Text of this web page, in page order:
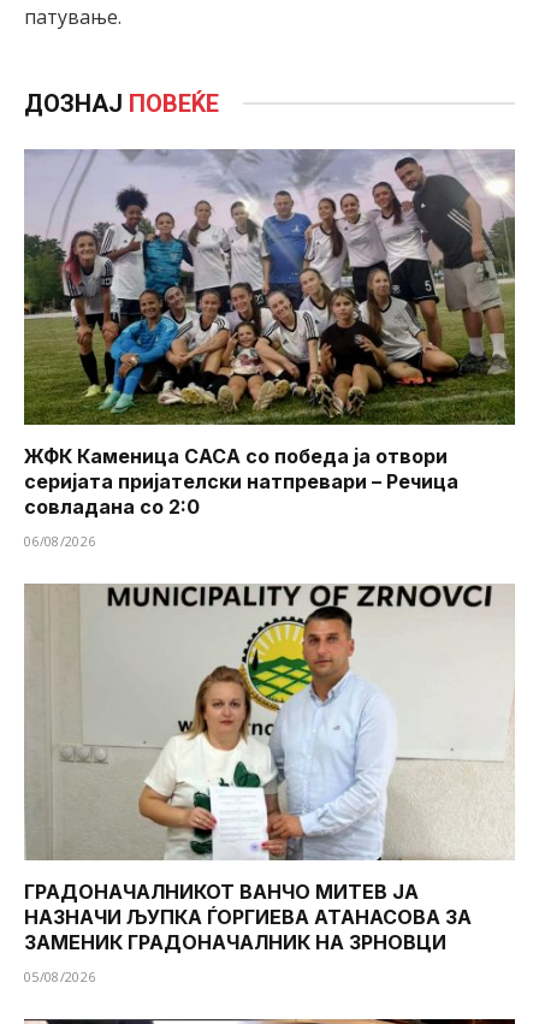
патување.
ДОЗНАЈ ПОВЕЌЕ
ЖФК Каменица САСА со победа ја отвори
серијата пријателски натпревари – Речица
совладана со 2:0
06/08/2026
ГРАДОНАЧАЛНИКОТ ВАНЧО МИТЕВ ЈА
НАЗНАЧИ ЉУПКА ЃОРГИЕВА АТАНАСОВА ЗА
ЗАМЕНИК ГРАДОНАЧАЛНИК НА ЗРНОВЦИ
05/08/2026